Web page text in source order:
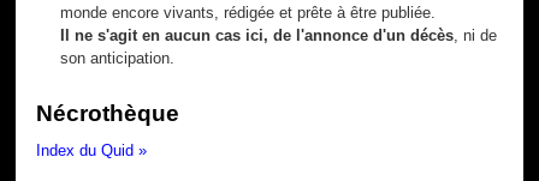
monde encore vivants, rédigée et prête à être publiée.
Il ne s'agit en aucun cas ici, de l'annonce d'un décès , ni de
son anticipation.
Nécrothèque
Index du Quid »